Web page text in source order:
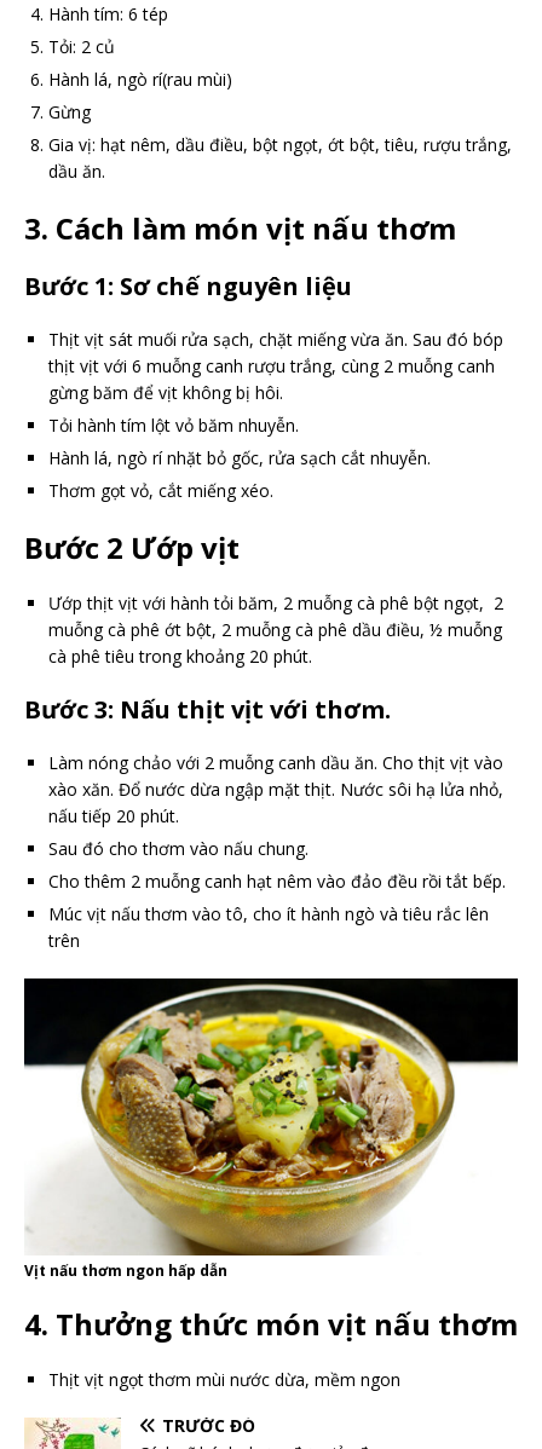
Hành tím: 6 tép
Tỏi: 2 củ
Hành lá, ngò rí(rau mùi)
Gừng
Gia vị: hạt nêm, dầu điều, bột ngọt, ớt bột, tiêu, rượu trắng,
dầu ăn.
3. Cách làm món vịt nấu thơm
Bước 1: Sơ chế nguyên liệu
Thịt vịt sát muối rửa sạch, chặt miếng vừa ăn. Sau đó bóp
thịt vịt với 6 muỗng canh rượu trắng, cùng 2 muỗng canh
gừng băm để vịt không bị hôi.
Tỏi hành tím lột vỏ băm nhuyễn.
Hành lá, ngò rí nhặt bỏ gốc, rửa sạch cắt nhuyễn.
Thơm gọt vỏ, cắt miếng xéo.
Bước 2 Ướp vịt
Ướp thịt vịt với hành tỏi băm, 2 muỗng cà phê bột ngọt, 2
muỗng cà phê ớt bột, 2 muỗng cà phê dầu điều, ½ muỗng
cà phê tiêu trong khoảng 20 phút.
Bước 3: Nấu thịt vịt với thơm.
Làm nóng chảo với 2 muỗng canh dầu ăn. Cho thịt vịt vào
xào xăn. Đổ nước dừa ngập mặt thịt. Nước sôi hạ lửa nhỏ,
nấu tiếp 20 phút.
Sau đó cho thơm vào nấu chung.
Cho thêm 2 muỗng canh hạt nêm vào đảo đều rồi tắt bếp.
Múc vịt nấu thơm vào tô, cho ít hành ngò và tiêu rắc lên
trên
Vịt nấu thơm ngon hấp dẫn
4. Thưởng thức món vịt nấu thơm
Thịt vịt ngọt thơm mùi nước dừa, mềm ngon
TRƯỚC ĐÓ